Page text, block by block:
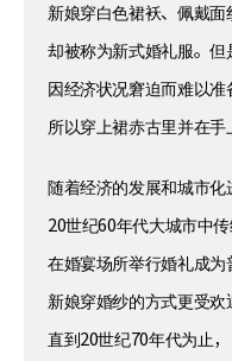
新娘穿白色裙袄、佩戴面
却被称为新式婚礼服。但
因经济状况窘迫而难以准
所以穿上裙赤古里并在
随着经济的发展和城市化
20世纪60年代大城市中传
在婚宴场所举行婚礼成为
新娘穿婚纱的方式更受欢
直到20世纪70年代为止，